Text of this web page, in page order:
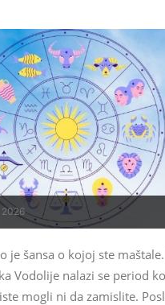
2026
je šansa o kojoj ste
Vodolije nalazi se period
mogli ni da zamislite.